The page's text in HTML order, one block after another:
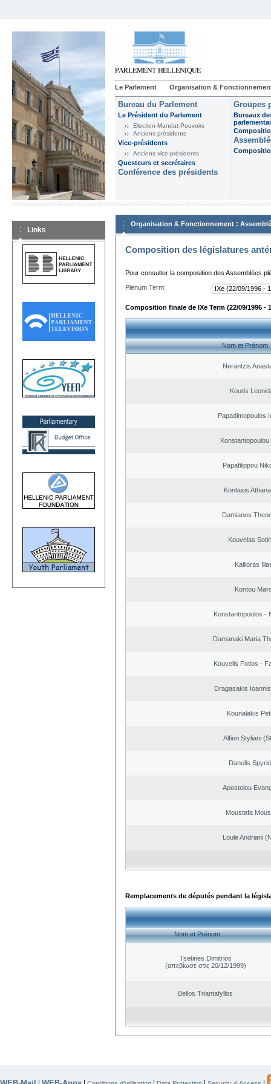
Le Parlement Organisation &
Bureau du Parlement
Le Président du Parlement
Election-Mandat-Pouvoirs
Anciens présidents
Vice-présidents
Anciens vice-présidents
Questeurs et secrétaires
Conférence des présidents
Groupes
Bureaux
Links
Organisation & Fonctionnement :
Composition des législatures
Pour consulter la composition des Assemblées
Plenum Term:
Composition finale de IXe Term (22/09/1996 -
Nom et Prénom
Nerantzis
Kouris
Papadimopoulos
Konstantopoulou
Papafilippou
Kontaxis
Damianos
Kouvelas
Kallioras
Kontou
Konstantopoulos -
Damanaki Maria
Kouvelis Fotios -
Dragasakis
Kounalakis
Alfieri Styliani
Danelis
Apostolou
Moustafa
Loule Andriani
Remplacements de députés pendant la
Nom et Prénom
Tsetines Dimitrios
(απεβίωσε στις 20/12/1999)
Bellos Triantafyllos
| | | | |